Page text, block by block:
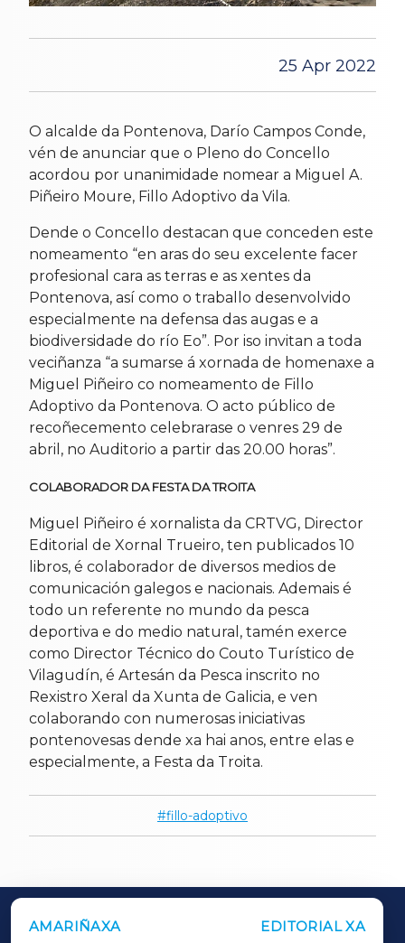
25 Apr 2022
O alcalde da Pontenova, Darío Campos Conde,
vén de anunciar que o Pleno do Concello
acordou por unanimidade nomear a Miguel A.
Piñeiro Moure, Fillo Adoptivo da Vila.
Dende o Concello destacan que conceden este
nomeamento “en aras do seu excelente facer
profesional cara as terras e as xentes da
Pontenova, así como o traballo desenvolvido
especialmente na defensa das augas e a
biodiversidade do río Eo”. Por iso invitan a toda
veciñanza “a sumarse á xornada de homenaxe a
Miguel Piñeiro co nomeamento de Fillo
Adoptivo da Pontenova. O acto público de
recoñecemento celebrarase o venres 29 de
abril, no Auditorio a partir das 20.00 horas”.
COLABORADOR DA FESTA DA TROITA
Miguel Piñeiro é xornalista da CRTVG, Director
Editorial de Xornal Trueiro, ten publicados 10
libros, é colaborador de diversos medios de
comunicación galegos e nacionais. Ademais é
todo un referente no mundo da pesca
deportiva e do medio natural, tamén exerce
como Director Técnico do Couto Turístico de
Vilagudín, é Artesán da Pesca inscrito no
Rexistro Xeral da Xunta de Galicia, e ven
colaborando con numerosas iniciativas
pontenovesas dende xa hai anos, entre elas e
especialmente, a Festa da Troita.
fillo-adoptivo
AMARIÑAXA EDITORIAL XA
OUTROS PERIÓDICOS